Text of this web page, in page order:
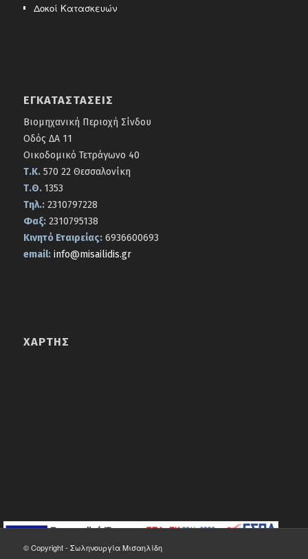
Δοκοί Κατασκευών
ΕΓΚΑΤΑΣΤΆΣΕΙΣ
Βιομηχανική Περιοχή Σίνδου
Οδός ΔΑ 11
Οικοδομικό Τετράγωνο 40
Τ.Κ.570 22 Θεσσαλονίκη
Τ.Θ. 1353
Τηλ.:2310797228
Φαξ:2310795138
Κινητό Εταιρείας:6936600693
email: info@misailidis.gr
ΧΆΡΤΗΣ
© Copyright - Σωληνουργία Μισαηλίδη